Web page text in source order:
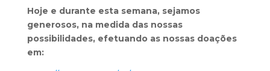
Hoje e durante esta semana, sejamos
generosos, na medida das nossas
possibilidades, efetuando as nossas doações
em: